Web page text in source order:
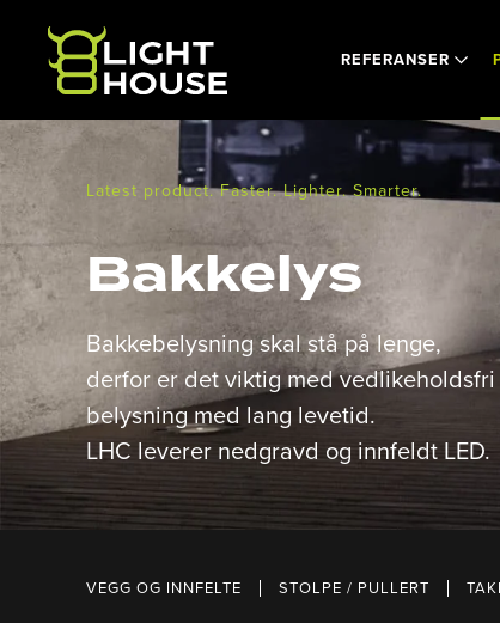
Skip to main content REFERANSER
Latest product. Faster. Lighter. Smarter.
Bakkelys
Bakkebelysning skal stå på lenge,
derfor er det viktig med vedlikeholdsfri
belysning med lang levetid.
LHC leverer nedgravd og innfeldt LED.
VEGG OG INNFELTE STOLPE / PULLERT